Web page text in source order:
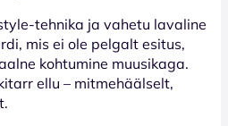
tehnika ja vahetu lavaline
mis ei ole pelgalt esitus,
kohtumine muusikaga.
ellu – mitmehäälselt,